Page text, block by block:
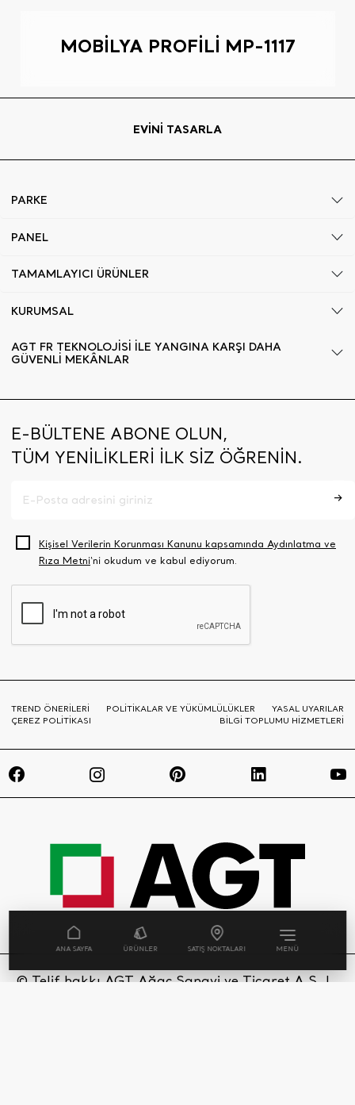
ANA SAYFA ÜRÜNLER SATIŞ NOKTALARI MENÜ
MOBİLYA PROFİLİ MP-1117
EVİNİ TASARLA
PARKE
PANEL
TAMAMLAYICI ÜRÜNLER
KURUMSAL
AGT FR TEKNOLOJİSİ İLE YANGINA KARŞI DAHA
GÜVENLİ MEKÂNLAR
E-BÜLTENE ABONE OLUN,
TÜM YENİLİKLERİ İLK SİZ ÖĞRENİN.
Kişisel Verilerin Korunması Kanunu kapsamında Aydınlatma ve
Rıza Metni‘ni okudum ve kabul ediyorum.
TREND ÖNERİLERİ POLİTİKALAR VE YÜKÜMLÜLÜKLER
YASAL UYARILAR
ÇEREZ POLİTİKASI
BİLGİ TOPLUMU HİZMETLERİ
© Telif hakkı AGT Ağaç Sanayi ve Ticaret A.Ş. |